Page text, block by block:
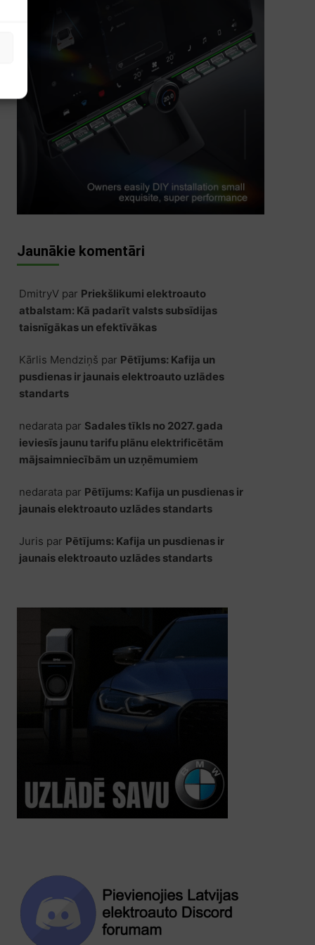
Jaunākie komentāri
DmitryVpar Priekšlikumi elektroauto
atbalstam: Kā padarīt valsts subsīdijas
taisnīgākas un efektīvākas
Kārlis Mendziņš par Pētījums: Kafija un
pusdienas ir jaunais elektroauto uzlādes
standarts
nedarata par Sadales tīkls no 2027. gada
ieviesīs jaunu tarifu plānu elektrificētām
mājsaimniecībām un uzņēmumiem
nedarata par Pētījums: Kafija un pusdienas ir
jaunais elektroauto uzlādes standarts
Juris par Pētījums: Kafija un pusdienas ir
jaunais elektroauto uzlādes standarts